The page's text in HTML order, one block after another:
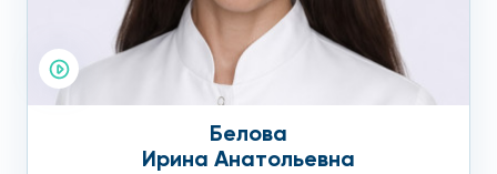
Белова
Ирина Анатольевна